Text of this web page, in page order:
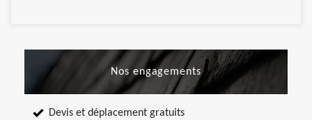
Nos engagements
Devis et déplacement gratuits